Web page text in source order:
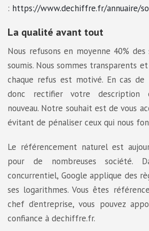
: https://www.dechiffre.fr/annuaire/
La qualité avant tout
Nous refusons en moyenne 40%
soumis. Nous sommes transparents
chaque refus est motivé. En cas de
donc rectifier votre description
nouveau. Notre souhait est de vous
évitant de pénaliser ceux qui nous
Le référencement naturel est
pour de nombreuses société.
concurrentiel, Google applique des
ses logarithmes. Vous êtes
chef d’entreprise, vous pouvez
confiance à dechiffre.fr.